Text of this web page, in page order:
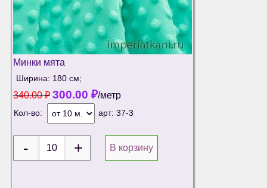
Минки мята
Ширина: 180 см;
340.00₽ 300.00 ₽/метр
Кол-во: арт: 37-3
В корзину